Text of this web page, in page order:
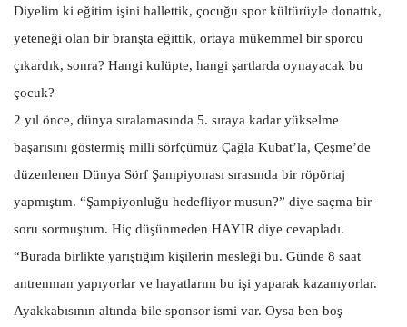
Diyelim ki eğitim işini hallettik, çocuğu spor kültürüyle donattık,
yeteneği olan bir branşta eğittik, ortaya mükemmel bir sporcu
çıkardık, sonra? Hangi kulüpte, hangi şartlarda oynayacak bu
çocuk?
2 yıl önce, dünya sıralamasında 5. sıraya kadar yükselme
başarısını göstermiş milli sörfçümüz Çağla Kubat’la, Çeşme’de
düzenlenen Dünya Sörf Şampiyonası sırasında bir röpörtaj
yapmıştım. “Şampiyonluğu hedefliyor musun?” diye saçma bir
soru sormuştum. Hiç düşünmeden HAYIR diye cevapladı.
“Burada birlikte yarıştığım kişilerin mesleği bu. Günde 8 saat
antrenman yapıyorlar ve hayatlarını bu işi yaparak kazanıyorlar.
Ayakkabısının altında bile sponsor ismi var. Oysa ben boş